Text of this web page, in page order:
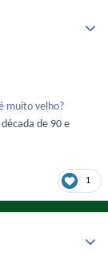
muito velho?
de 90 e
1